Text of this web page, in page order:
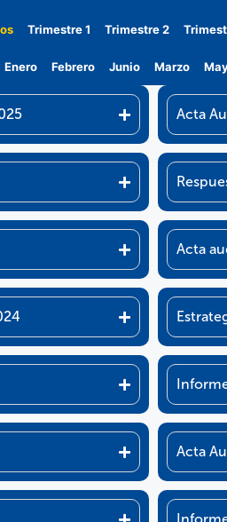
Trimestre 1 Trimestre 2
Enero Febrero Junio Marzo
Acta
Acta
Acta